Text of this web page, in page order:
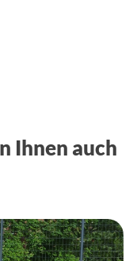
Ihnen auch